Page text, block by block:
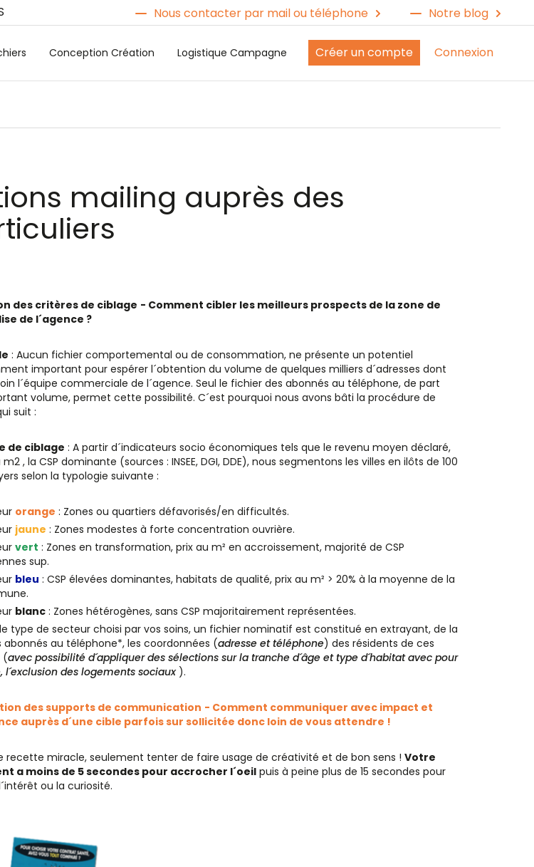
Nous contacter par mail ou téléphone Notre blog
Conception Création Logistique Campagne Créer un compte Connexion
mailing auprès des
des critères de ciblage - Comment cibler les meilleurs prospects de la zone de
de l´agence ?
: Aucun fichier comportemental ou de consommation, ne présente un potentiel
important pour espérer l´obtention du volume de quelques milliers d´adresses dont
l´équipe commerciale de l´agence. Seul le fichier des abonnés au téléphone, de part
volume, permet cette possibilité. C´est pourquoi nous avons bâti la procédure de
suit :
de ciblage : A partir d´indicateurs socio économiques tels que le revenu moyen déclaré,
, la CSP dominante (sources : INSEE, DGI, DDE), nous segmentons les villes en ilôts de 100
selon la typologie suivante :
orange : Zones ou quartiers défavorisés/en difficultés.
jaune : Zones modestes à forte concentration ouvrière.
vert : Zones en transformation, prix au m² en accroissement, majorité de CSP
sup.
bleu : CSP élevées dominantes, habitats de qualité, prix au m² > 20% à la moyenne de la
blanc : Zones hétérogènes, sans CSP majoritairement représentées.
type de secteur choisi par vos soins, un fichier nominatif est constitué en extrayant, de la
abonnés au téléphone*, les coordonnées (adresse et téléphone) des résidents de ces
(avec possibilité d´appliquer des sélections sur la tranche d´âge et type d´habitat avec pour
l´exclusion des logements sociaux).
des supports de communication - Comment communiquer avec impact et
auprès d´une cible parfois sur sollicitée donc loin de vous attendre !
recette miracle, seulement tenter de faire usage de créativité et de bon sens ! Votre
a moins de 5 secondes pour accrocher l´oeil puis à peine plus de 15 secondes pour
ou la curiosité.